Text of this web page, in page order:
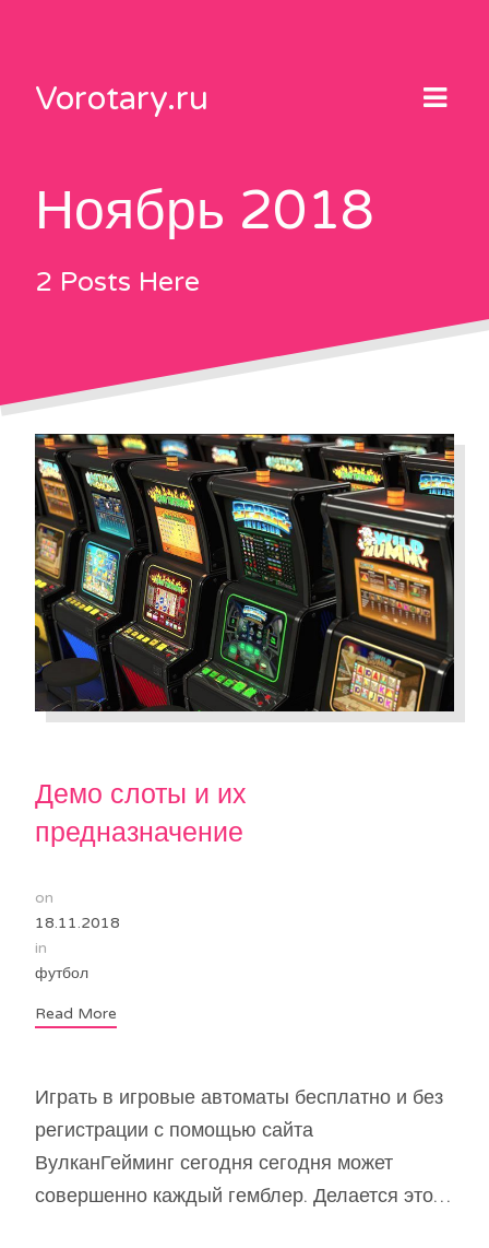
contentVorotary.ru
Ноябрь 2018
2 Posts Here
Демо слоты и их
предназначение
on
18.11.2018
in
футбол
Read More
Играть в игровые автоматы бесплатно и без
регистрации с помощью сайта
ВулканГейминг сегодня сегодня может
совершенно каждый гемблер. Делается это…